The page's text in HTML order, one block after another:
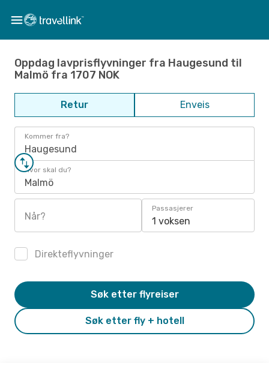
Oppdag lavprisflyvninger fra Haugesund til
Malmö fra 1707 NOK
Retur Enveis
Kommer fra?
Haugesund
Hvor skal du?
Malmö
Når?
Passasjerer
1 voksen
Direkteflyvninger
Søk etter fly + hotell
Søk etter flyreiser